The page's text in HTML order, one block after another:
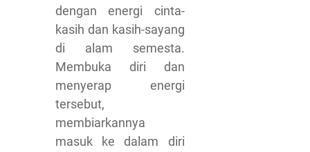
dengan energi cinta-
kasih dan kasih-sayang
di alam semesta.
Membuka diri dan
menyerap energi
tersebut,
membiarkannya
masuk ke dalam diri